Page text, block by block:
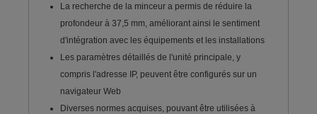
La recherche de la minceur a permis de réduire la
profondeur à 37,5 mm, améliorant ainsi le sentiment
d'intégration avec les équipements et les installations
Les paramètres détaillés de l'unité principale, y
compris l'adresse IP, peuvent être configurés sur un
navigateur Web
Diverses normes acquises, pouvant être utilisées à